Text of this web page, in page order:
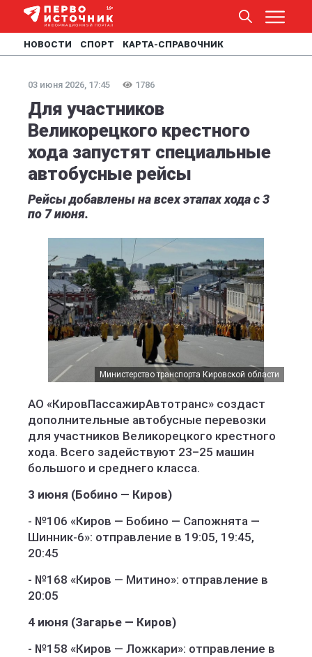
НОВОСТИ СПОРТ КАРТА-СПРАВОЧНИК
03 июня 2026, 17:45 1786
Для участников
Великорецкого крестного
хода запустят специальные
автобусные рейсы
Рейсы добавлены на всех этапах хода с 3
по 7 июня.
Министерство транспорта Кировской области
АО «КировПассажирАвтотранс» создаст
дополнительные автобусные перевозки
для участников Великорецкого крестного
хода. Всего задействуют 23–25 машин
большого и среднего класса.
3 июня (Бобино — Киров)
- №106 «Киров — Бобино — Сапожнята —
Шинник-6»: отправление в 19:05, 19:45,
20:45
- №168 «Киров — Митино»: отправление в
20:05
4 июня (Загарье — Киров)
- №158 «Киров — Ложкари»: отправление в